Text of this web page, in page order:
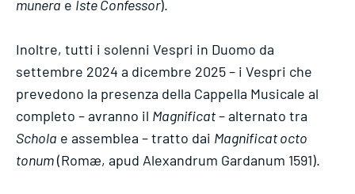
munera e Iste Confessor).
Inoltre, tutti i solenni Vespri in Duomo da
settembre 2024 a dicembre 2025 – i Vespri che
prevedono la presenza della Cappella Musicale al
completo – avranno il Magnificat– alternato tra
Schola e assemblea – tratto dai Magnificat octo
tonum(Romæ, apud Alexandrum Gardanum 1591).